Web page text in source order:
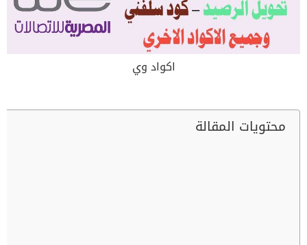
اكواد وي
محتويات المقالة